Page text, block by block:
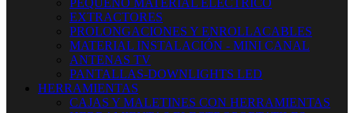
PEQUEÑO MATERIAL ELECTRICO
EXTRACTORES
PROLONGACIONES Y ENROLLACABLES
MATERIAL INSTALACIÓN - MINI CANAL
ANTENAS TV
PANTALLAS-DOWNLIGHTS LED
HERRAMIENTAS
CAJAS Y MALETINES CON HERRAMIENTAS